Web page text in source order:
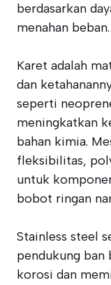
berdasarkan
menahan beban.
Karet adalah
dan
seperti
meningkatkan
bahan kimia.
fleksibilitas,
untuk
bobot ringan
Stainless steel
pendukung ban
korosi dan